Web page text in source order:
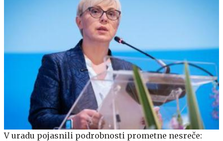
V uradu pojasnili podrobnosti prometne nesreče: